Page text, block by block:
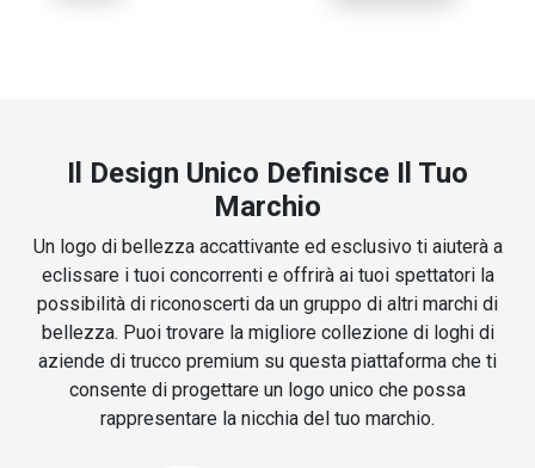
Il Design Unico Definisce Il Tuo
Marchio
Un logo di bellezza accattivante ed esclusivo ti aiuterà a
eclissare i tuoi concorrenti e offrirà ai tuoi spettatori la
possibilità di riconoscerti da un gruppo di altri marchi di
bellezza. Puoi trovare la migliore collezione di loghi di
aziende di trucco premium su questa piattaforma che ti
consente di progettare un logo unico che possa
rappresentare la nicchia del tuo marchio.